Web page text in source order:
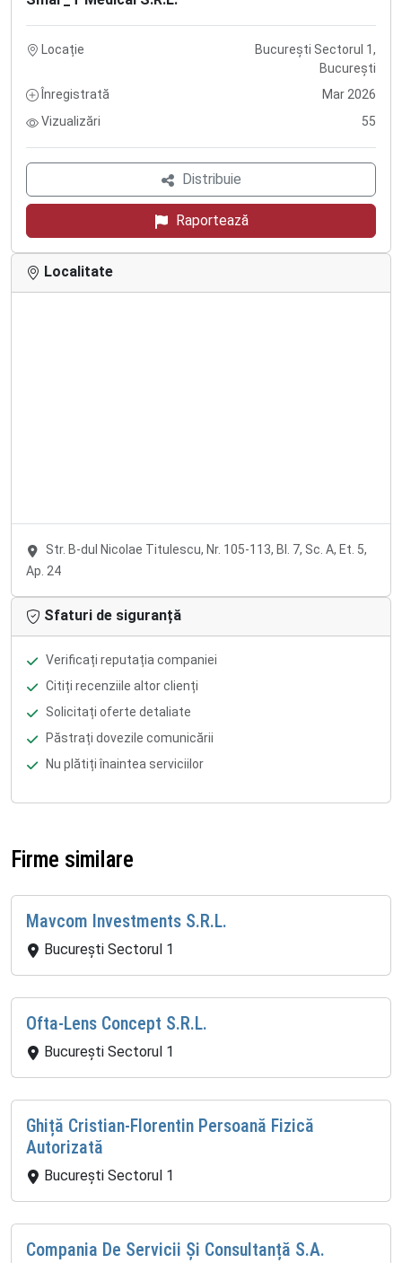
Locație
București Sectorul 1,
București
Înregistrată
Mar 2026
Vizualizări
55
Distribuie
Raportează
Localitate
Str. B-dul Nicolae Titulescu, Nr. 105-113, Bl. 7, Sc. A, Et. 5,
Ap. 24
Sfaturi de siguranță
Verificați reputația companiei
Citiți recenziile altor clienți
Solicitați oferte detaliate
Păstrați dovezile comunicării
Nu plătiți înaintea serviciilor
Firme similare
Mavcom Investments S.R.L.
București Sectorul 1
Ofta-Lens Concept S.R.L.
București Sectorul 1
Ghiță Cristian-Florentin Persoană Fizică
Autorizată
București Sectorul 1
Compania De Servicii Și Consultanță S.A.